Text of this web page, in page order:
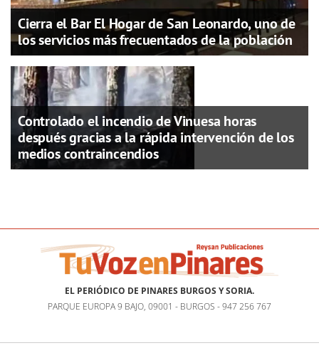
Cierra el Bar El Hogar de San Leonardo, uno de
los servicios más frecuentados de la población
Controlado el incendio de Vinuesa horas
después gracias a la rápida intervención de los
medios contraincendios
EL PERIÓDICO DE PINARES BURGOS Y SORIA.
PARQUE EUROPA 9 BAJO, 09001 - BURGOS - 947 256 767